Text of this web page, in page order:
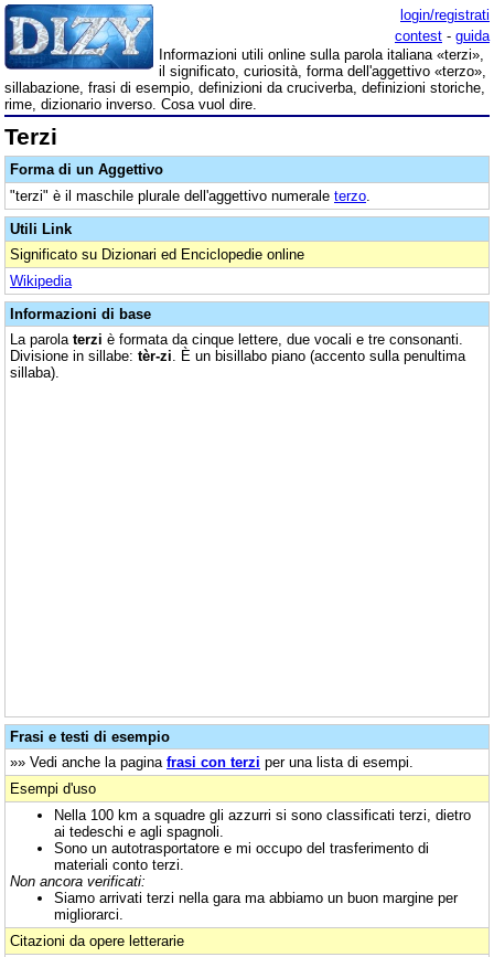
login/registrati
contest - guida
Informazioni utili online sulla parola italiana «terzi»,
il significato, curiosità, forma dell'aggettivo «terzo»,
sillabazione, frasi di esempio, definizioni da cruciverba, definizioni storiche,
rime, dizionario inverso. Cosa vuol dire.
Terzi
Forma di un Aggettivo
"terzi" è il maschile plurale dell'aggettivo numerale terzo
Utili Link
Significato su Dizionari ed Enciclopedie online
Wikipedia
Informazioni di base
La parola terzi è formata da cinque lettere, due vocali e tre consonanti.
Divisione in sillabe: tèr-zi . È un bisillabo piano (accento sulla penultima
sillaba).
Frasi e testi di esempio
»» Vedi anche la pagina frasi con terzi per una lista di esempi.
Esempi d'uso
Nella 100 km a squadre gli azzurri si sono classificati terzi, dietro
ai tedeschi e agli spagnoli.
Sono un autotrasportatore e mi occupo del trasferimento di
materiali conto terzi.
Non ancora verificati:
Siamo arrivati terzi nella gara ma abbiamo un buon margine per
migliorarci.
Citazioni da opere letterarie